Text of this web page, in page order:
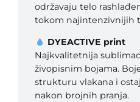
održavaju telo
tokom najintenzivnijih
DYEACTIVE print
Najkvalitetnija
živopisnim bojama.
strukturu vlakana i
nakon brojnih pranja.